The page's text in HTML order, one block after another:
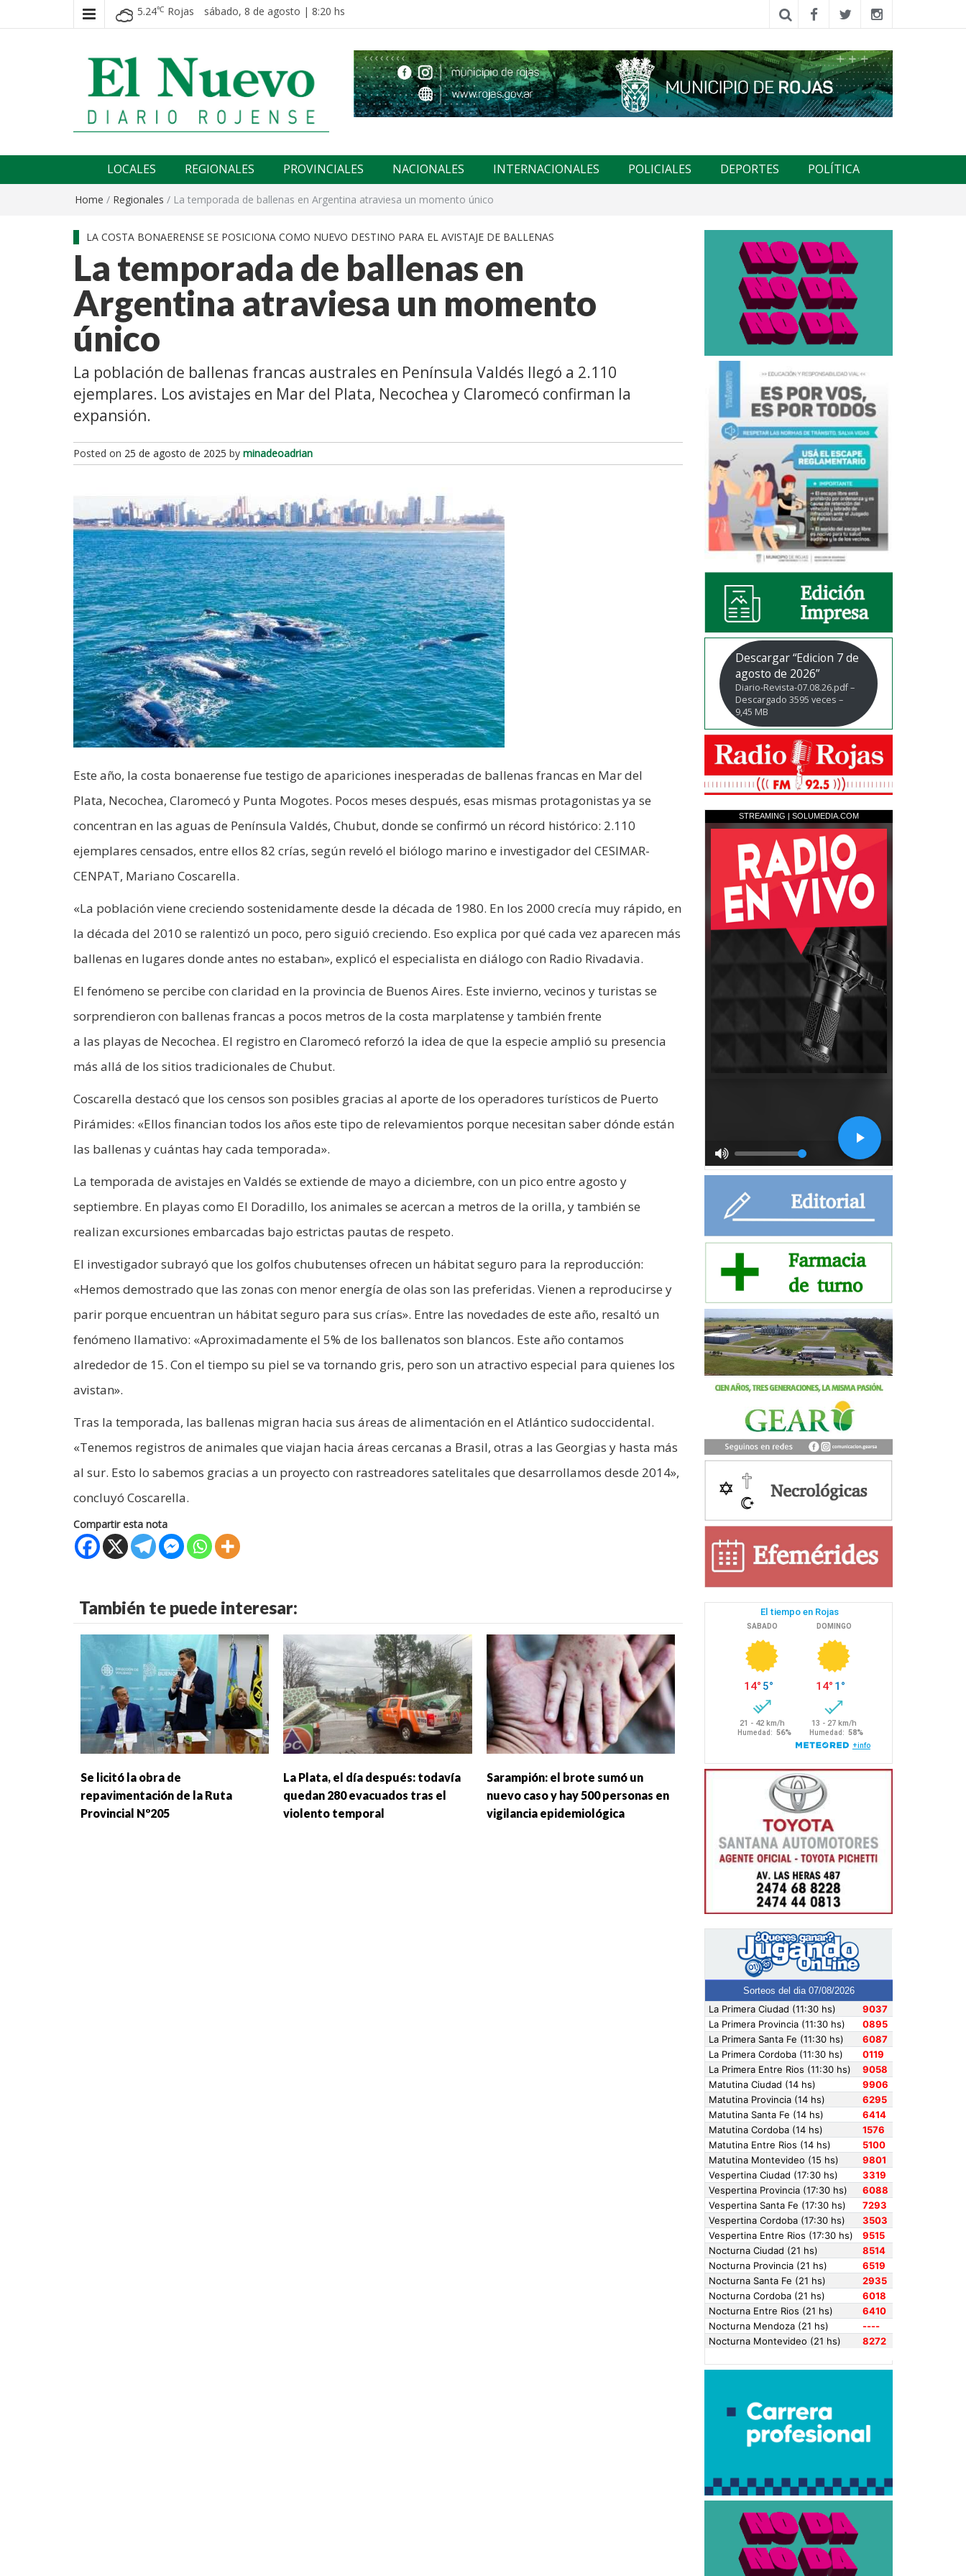
5.24℃ Rojas sábado, 8 de agosto | 8:20 hs
El nuevo rojense
LOCALES REGIONALES PROVINCIALES NACIONALES INTERNACIONALES POLICIALES DEPORTES POLÍTICA
Home / Regionales / La temporada de ballenas en Argentina atraviesa un momento único
LA COSTA BONAERENSE SE POSICIONA COMO NUEVO DESTINO PARA EL AVISTAJE DE BALLENAS
La temporada de ballenas en
Argentina atraviesa un momento
único
La población de ballenas francas australes en Península Valdés llegó a 2.110
ejemplares. Los avistajes en Mar del Plata, Necochea y Claromecó confirman la
expansión.
Posted on 25 de agosto de 2025 by minadeoadrian
Este año, la costa bonaerense fue testigo de apariciones inesperadas de ballenas francas en Mar del
Plata, Necochea, Claromecó y Punta Mogotes. Pocos meses después, esas mismas protagonistas ya se
concentran en las aguas de Península Valdés, Chubut, donde se confirmó un récord histórico: 2.110
ejemplares censados, entre ellos 82 crías, según reveló el biólogo marino e investigador del CESIMAR-
CENPAT, Mariano Coscarella.
«La población viene creciendo sostenidamente desde la década de 1980. En los 2000 crecía muy rápido, en
la década del 2010 se ralentizó un poco, pero siguió creciendo. Eso explica por qué cada vez aparecen más
ballenas en lugares donde antes no estaban», explicó el especialista en diálogo con Radio Rivadavia.
El fenómeno se percibe con claridad en la provincia de Buenos Aires. Este invierno, vecinos y turistas se
sorprendieron con ballenas francas a pocos metros de la costa marplatense y también frente
a las playas de Necochea. El registro en Claromecó reforzó la idea de que la especie amplió su presencia
más allá de los sitios tradicionales de Chubut.
Coscarella destacó que los censos son posibles gracias al aporte de los operadores turísticos de Puerto
Pirámides: «Ellos financian todos los años este tipo de relevamientos porque necesitan saber dónde están
las ballenas y cuántas hay cada temporada».
La temporada de avistajes en Valdés se extiende de mayo a diciembre, con un pico entre agosto y
septiembre. En playas como El Doradillo, los animales se acercan a metros de la orilla, y también se
realizan excursiones embarcadas bajo estrictas pautas de respeto.
El investigador subrayó que los golfos chubutenses ofrecen un hábitat seguro para la reproducción:
«Hemos demostrado que las zonas con menor energía de olas son las preferidas. Vienen a reproducirse y
parir porque encuentran un hábitat seguro para sus crías». Entre las novedades de este año, resaltó un
fenómeno llamativo: «Aproximadamente el 5% de los ballenatos son blancos. Este año contamos
alrededor de 15. Con el tiempo su piel se va tornando gris, pero son un atractivo especial para quienes los
avistan».
Tras la temporada, las ballenas migran hacia sus áreas de alimentación en el Atlántico sudoccidental.
«Tenemos registros de animales que viajan hacia áreas cercanas a Brasil, otras a las Georgias y hasta más
al sur. Esto lo sabemos gracias a un proyecto con rastreadores satelitales que desarrollamos desde 2014»,
concluyó Coscarella.
Compartir esta nota
También te puede interesar:
Se licitó la obra de
repavimentación de la Ruta
Provincial Nº205
La Plata, el día después: todavía
quedan 280 evacuados tras el
violento temporal
Sarampión: el brote sumó un
nuevo caso y hay 500 personas en
vigilancia epidemiológica
Descargar “Edicion 7 de
agosto de 2026”
Diario-Revista-07.08.26.pdf –
Descargado 3595 veces –
9,45 MB